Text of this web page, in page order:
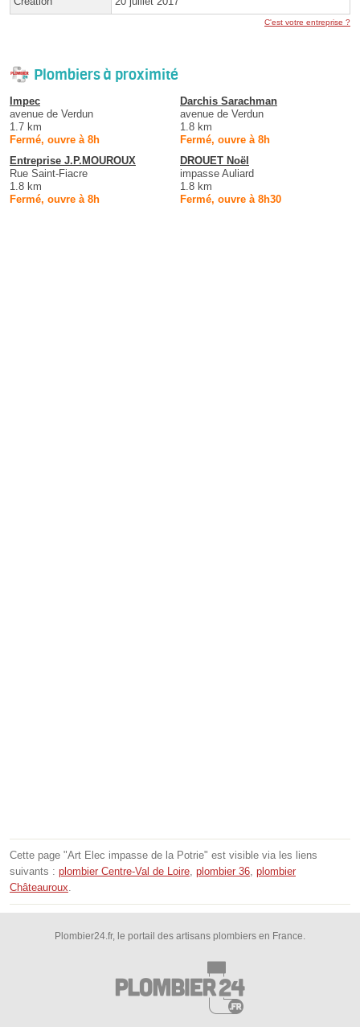
C'est votre entreprise ?
Plombiers à proximité
Impec
avenue de Verdun
1.7 km
Fermé, ouvre à 8h
Darchis Sarachman
avenue de Verdun
1.8 km
Fermé, ouvre à 8h
Entreprise J.P.MOUROUX
Rue Saint-Fiacre
1.8 km
Fermé, ouvre à 8h
DROUET Noël
impasse Auliard
1.8 km
Fermé, ouvre à 8h30
Cette page "Art Elec impasse de la Potrie" est visible via les liens
suivants : plombier Centre-Val de Loire, plombier 36, plombier
Châteauroux.
Plombier24.fr, le portail des artisans plombiers en France.